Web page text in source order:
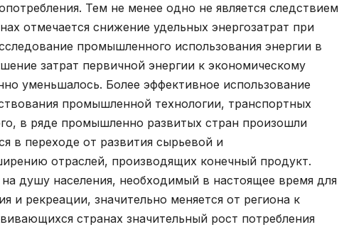
Тем не менее одно не является следствием
отмечается снижение удельных энергозатрат при
промышленного использования энергии в
затрат первичной энергии к экономическому
уменьшалось. Более эффективное использование
промышленной технологии, транспортных
в ряде промышленно развитых стран произошли
в переходе от развития сырьевой и
отраслей, производящих конечный продукт.
душу населения, необходимый в настоящее время для
и рекреации, значительно меняется от региона к
странах значительный рост потребления